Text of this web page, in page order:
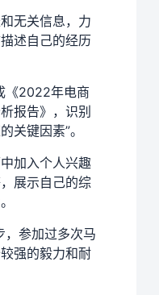
无关信息，力
述自己的经历
《2022年电商
报告》，识别
关键因素”。
加入个人兴趣
展示自己的综
，参加过多次马
强的毅力和耐